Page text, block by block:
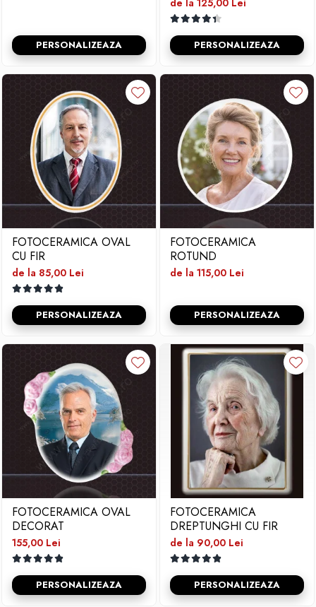
PERSONALIZEAZA PERSONALIZEAZA
FOTOCERAMICA OVAL
CU FIR
de la 85,00 Lei
PERSONALIZEAZA
FOTOCERAMICA
ROTUND
de la 115,00 Lei
PERSONALIZEAZA
FOTOCERAMICA OVAL
DECORAT
155,00 Lei
PERSONALIZEAZA
FOTOCERAMICA
DREPTUNGHI CU FIR
de la 90,00 Lei
PERSONALIZEAZA